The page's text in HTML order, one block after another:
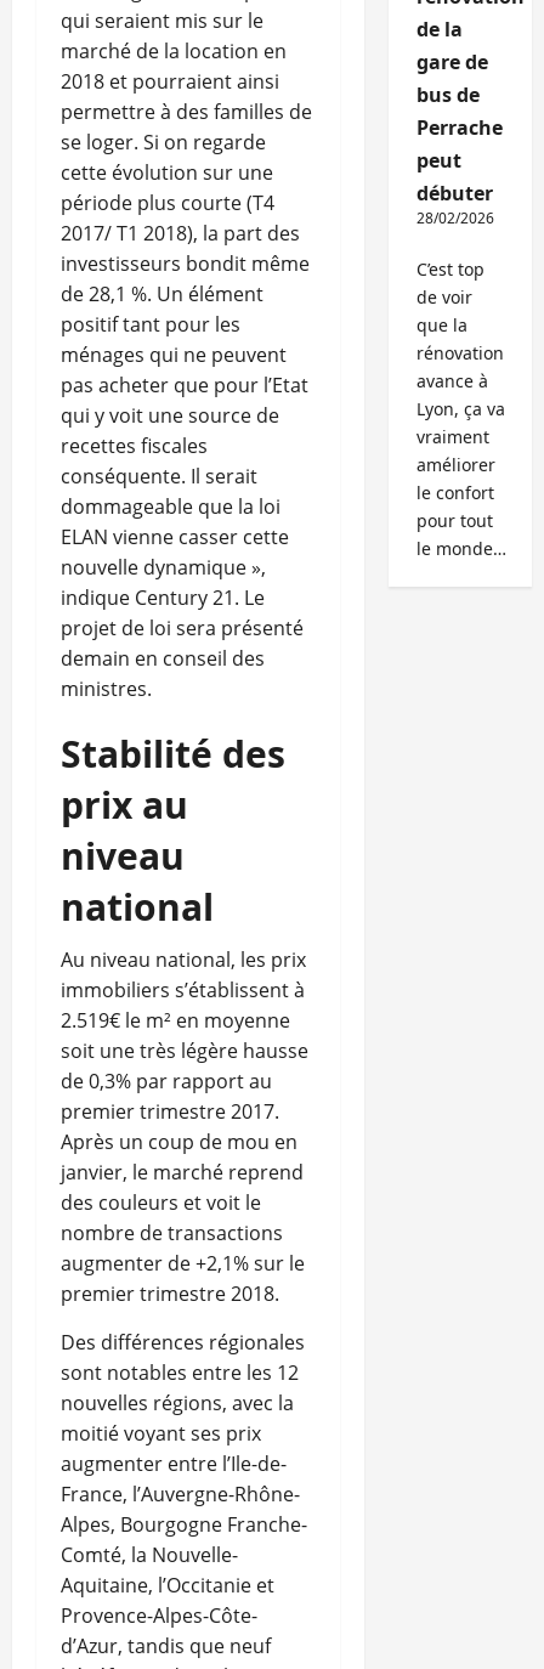
qui seraient mis sur le
marché de la location en
2018 et pourraient ainsi
permettre à des familles de
se loger. Si on regarde
cette évolution sur une
période plus courte (T4
2017/ T1 2018), la part des
investisseurs bondit même
de 28,1 %. Un élément
positif tant pour les
ménages qui ne peuvent
pas acheter que pour l’Etat
qui y voit une source de
recettes fiscales
conséquente. Il serait
dommageable que la loi
ELAN vienne casser cette
nouvelle dynamique »,
indique Century 21. Le
projet de loi sera présenté
demain en conseil des
ministres.
Stabilité des
prix au
niveau
national
Au niveau national, les prix
immobiliers s’établissent à
2.519€ le m² en moyenne
soit une très légère hausse
de 0,3% par rapport au
premier trimestre 2017.
Après un coup de mou en
janvier, le marché reprend
des couleurs et voit le
nombre de transactions
augmenter de +2,1% sur le
premier trimestre 2018.
Des différences régionales
sont notables entre les 12
nouvelles régions, avec la
moitié voyant ses prix
augmenter entre l’Ile-de-
France, l’Auvergne-Rhône-
Alpes, Bourgogne Franche-
Comté, la Nouvelle-
Aquitaine, l’Occitanie et
Provence-Alpes-Côte-
d’Azur, tandis que neuf
de la
gare de
bus de
Perrache
peut
débuter
28/02/2026
C’est top
de voir
que la
rénovation
avance à
Lyon, ça va
vraiment
améliorer
le confort
pour tout
le monde…